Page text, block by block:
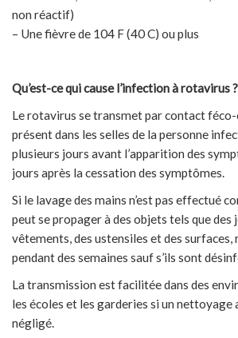
non réactif)
– Une fièvre de 104 F (40 C) ou plus
Qu’est-ce qui cause l’infection à rotavirus ?
Le rotavirus se transmet par contact
présent dans les selles de la personne
plusieurs jours avant l’apparition des
jours après la cessation des symptômes.
Si le lavage des mains n’est pas effectué
peut se propager à des objets tels que des
vêtements, des ustensiles et des
pendant des semaines sauf s’ils sont
La transmission est facilitée dans des
les écoles et les garderies si un
négligé.